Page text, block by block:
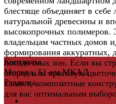
блестяще объединяет в себе
натуральной древесины и
высокопрочных полимеров.
владельцам частных домов
формирования аккуратных,
посадочных зон. Если вы
огород или красивую
хлопот, композитные
для вас оптимальным
Контакты
Москва, 51-км МКАД
Разделы